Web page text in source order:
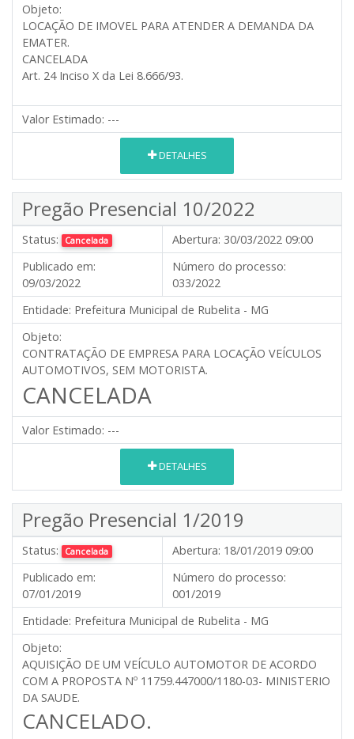
Objeto:
LOCAÇÃO DE IMOVEL PARA ATENDER A DEMANDA DA
EMATER.
CANCELADA
Art. 24 Inciso X da Lei 8.666/93.
Valor Estimado: ---
DETALHES
Pregão Presencial 10/2022
Status: Cancelada Abertura: 30/03/2022 09:00
Publicado em:
09/03/2022
Número do processo:
033/2022
Entidade: Prefeitura Municipal de Rubelita - MG
Objeto:
CONTRATAÇÃO DE EMPRESA PARA LOCAÇÃO VEÍCULOS
AUTOMOTIVOS, SEM MOTORISTA.
CANCELADA
Valor Estimado: ---
DETALHES
Pregão Presencial 1/2019
Status: Cancelada Abertura: 18/01/2019 09:00
Publicado em:
07/01/2019
Número do processo:
001/2019
Entidade: Prefeitura Municipal de Rubelita - MG
Objeto:
AQUISIÇÃO DE UM VEÍCULO AUTOMOTOR DE ACORDO
COM A PROPOSTA Nº 11759.447000/1180-03- MINISTERIO
DA SAUDE.
CANCELADO.